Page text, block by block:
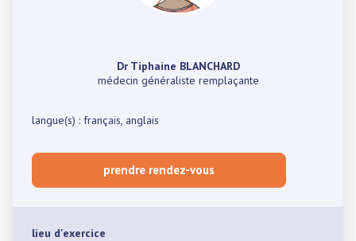
Dr Tiphaine BLANCHARD
médecin généraliste remplaçante
langue(s) : français, anglais
prendre rendez-vous
lieu d'exercice